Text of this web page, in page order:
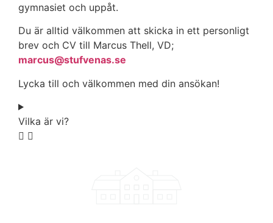
gymnasiet och uppåt.
Du är alltid välkommen att skicka in ett personligt
brev och CV till Marcus Thell, VD;
marcus@stufvenas.se
Lycka till och välkommen med din ansökan!
Vilka är vi?